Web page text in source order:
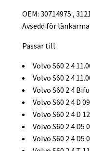
OEM: 30714975 ,
Avsedd för
Passar till
Volvo S60 2.4
Volvo S60 2.4
Volvo S60 2.4
Volvo S60 2.4 D
Volvo S60 2.4 D
Volvo S60 2.4 D5
Volvo S60 2.4 D5